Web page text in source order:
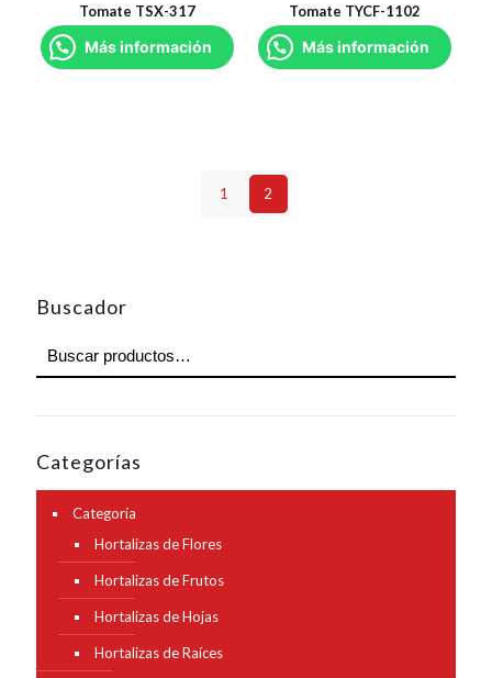
Tomate TSX-317
Más información
Tomate TYCF-1102
Más información
1 2
Buscador
Categorías
Categoría
Hortalizas de Flores
Hortalizas de Frutos
Hortalizas de Hojas
Hortalizas de Raíces